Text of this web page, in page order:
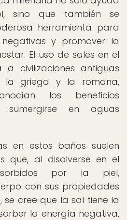
sino que también se
herramienta para
y promover la
El uso de sales en el
civilizaciones antiguas
la griega y la romana,
los beneficios
sumergirse en aguas
en estos baños suelen
que, al disolverse en el
por la piel,
con sus propiedades
se cree que la sal tiene la
la energía negativa,